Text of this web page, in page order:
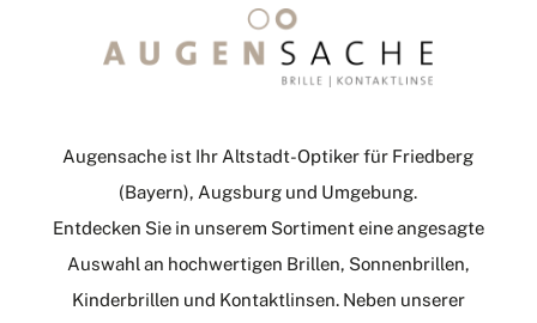
Augensache ist Ihr Altstadt-Optiker für Friedberg
(Bayern), Augsburg und Umgebung.
Entdecken Sie in unserem Sortiment eine angesagte
Auswahl an hochwertigen Brillen, Sonnenbrillen,
Kinderbrillen und Kontaktlinsen. Neben unserer